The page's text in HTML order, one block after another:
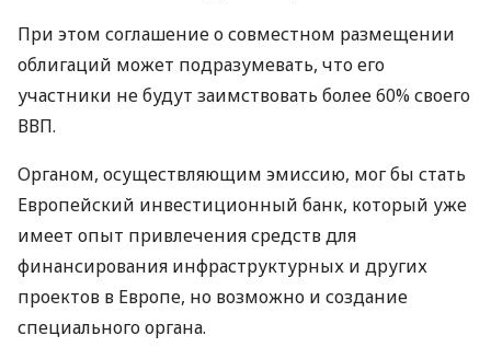
При этом соглашение о совместном размещении
облигаций может подразумевать, что его
участники не будут заимствовать более 60% своего
ВВП.
Органом, осуществляющим эмиссию, мог бы стать
Европейский инвестиционный банк, который уже
имеет опыт привлечения средств для
финансирования инфраструктурных и других
проектов в Европе, но возможно и создание
специального органа.